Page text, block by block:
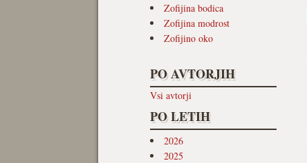
Zofijina bodica
Zofijina modrost
Zofijino oko
PO AVTORJIH
Vsi avtorji
PO LETIH
2026
2025